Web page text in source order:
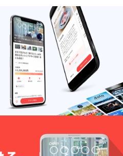
名／ハ
ンドル
ネーム
／キャ
ラク
ター名
／団体
名など
いずれ
でも構
いませ
んが、
良識の
あるお
いたし
ます。
※支援